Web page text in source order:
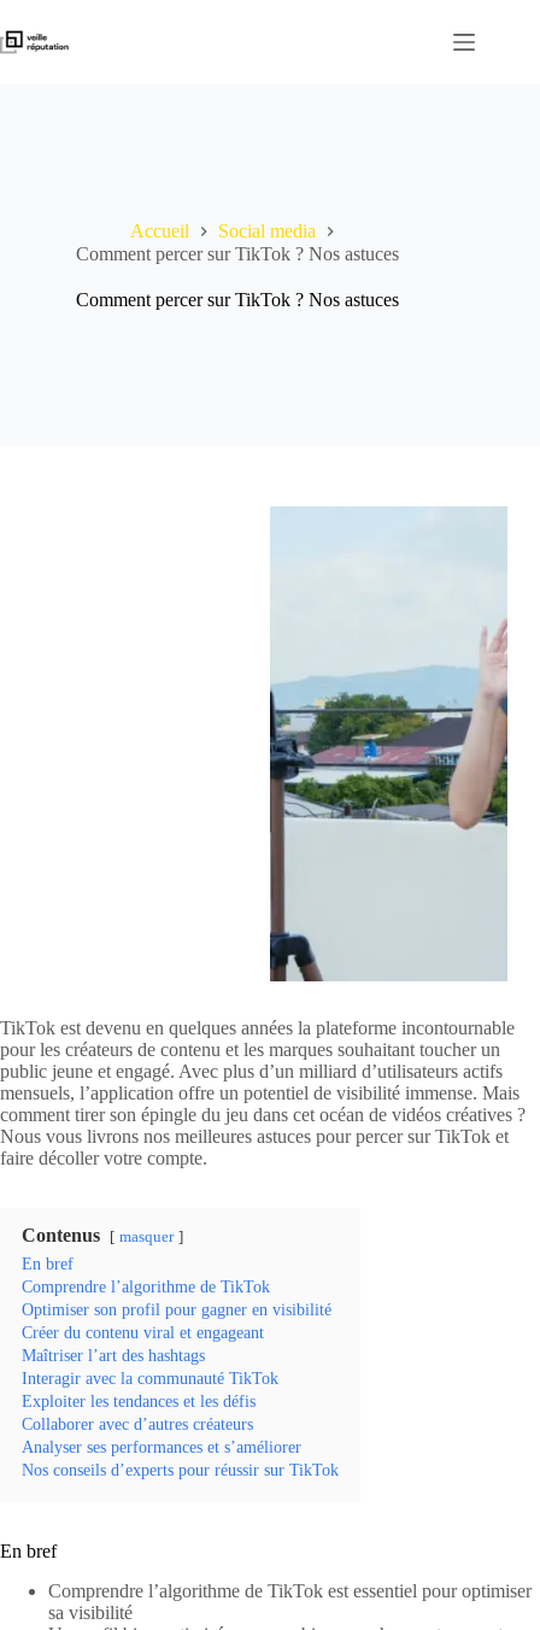
au
contenu
Accueil
Social media
Comment percer sur TikTok ? Nos astuces
Comment percer sur TikTok ? Nos astuces
TikTok est devenu en quelques années la plateforme incontournable
pour les créateurs de contenu et les marques souhaitant toucher un
public jeune et engagé. Avec plus d’un milliard d’utilisateurs actifs
mensuels, l’application offre un potentiel de visibilité immense. Mais
comment tirer son épingle du jeu dans cet océan de vidéos créatives ?
Nous vous livrons nos meilleures astuces pour percer sur TikTok et
faire décoller votre compte.
Contenus masquer
En bref
Comprendre l’algorithme de TikTok
Optimiser son profil pour gagner en visibilité
Créer du contenu viral et engageant
Maîtriser l’art des hashtags
Interagir avec la communauté TikTok
Exploiter les tendances et les défis
Collaborer avec d’autres créateurs
Analyser ses performances et s’améliorer
Nos conseils d’experts pour réussir sur TikTok
En bref
Comprendre l’algorithme de TikTok est essentiel pour optimiser
sa visibilité